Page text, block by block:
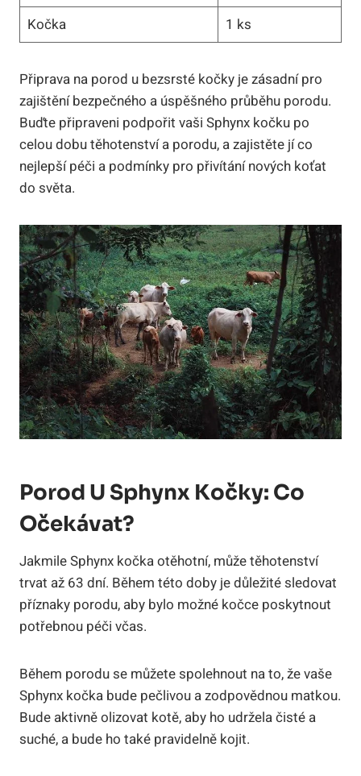
Kočka 1 ks
Připrava na porod u bezsrsté kočky je zásadní pro
zajištění bezpečného a úspěšného průběhu porodu.
Buďte připraveni podpořit vaši Sphynx kočku po
celou dobu těhotenství a porodu, a zajistěte jí co
nejlepší péči a podmínky pro přivítání nových koťat
do světa.
Porod U Sphynx Kočky: Co
Očekávat?
Jakmile Sphynx kočka otěhotní, může těhotenství
trvat až 63 dní. Během této doby je důležité sledovat
příznaky porodu, aby bylo možné kočce poskytnout
potřebnou péči včas.
Během porodu se můžete spolehnout na to, že vaše
Sphynx kočka bude pečlivou a zodpovědnou matkou.
Bude aktivně olizovat kotě, aby ho udržela čisté a
suché, a bude ho také pravidelně kojit.